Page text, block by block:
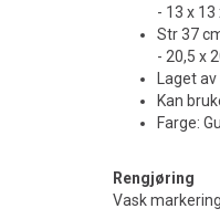
- 13 x
Str 37
- 20,5 x
Laget
Kan
Farge:
Rengjøring
Vask